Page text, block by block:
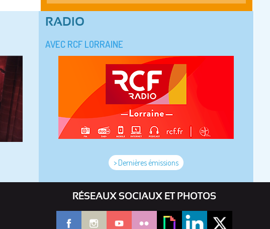
RADIO
AVEC RCF LORRAINE
> Dernières émissions
RÉSEAUX SOCIAUX ET PHOTOS